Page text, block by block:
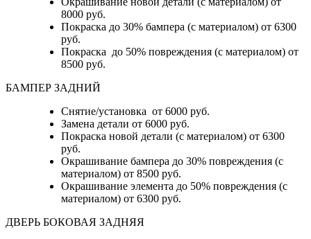
8000 руб.
Покраска до 30% бампера (с материалом) от 6300
руб.
Покраска до 50% повреждения (с материалом) от
8500 руб.
БАМПЕР ЗАДНИЙ
Снятие/установка от 6000 руб.
Замена детали от 6000 руб.
Покраска новой детали (с материалом) от 6300
руб.
Окрашивание бампера до 30% повреждения (с
материалом) от 8500 руб.
Окрашивание элемента до 50% повреждения (с
материалом) от 6300 руб.
ДВЕРЬ БОКОВАЯ ЗАДНЯЯ